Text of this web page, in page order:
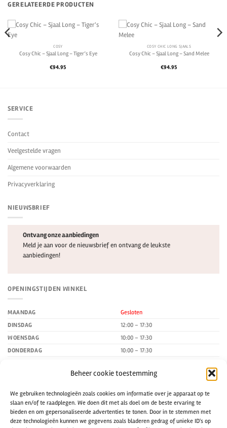
Beheer cookie toestemming
We gebruiken technologieën zoals cookies om informatie over je apparaat op te
slaan en/of te raadplegen. We doen dit met als doel om de beste ervaring te
bieden en om gepersonaliseerde advertenties te tonen. Door in te stemmen met
deze technologieën kunnen we gegevens zoals bladeren gedrag of unieke ID's op
GERELATEERDE PRODUCTEN
COSY
Cosy Chic – Sjaal Long – Tiger’s Eye
€94.95
COSY CHIC LONG SJAALS
Cosy Chic – Sjaal Long – Sand Melee
€94.95
SERVICE
Contact
Veelgestelde vragen
Algemene voorwaarden
Privacyverklaring
NIEUWSBRIEF
Ontvang onze aanbiedingen
Meld je aan voor de nieuwsbrief en ontvang de leukste
aanbiedingen!
OPENINGSTIJDEN WINKEL
MAANDAG
Gesloten
DINSDAG
12:00 – 17:30
WOENSDAG
10:00 – 17:30
DONDERDAG
10:00 – 17:30
10:00 – 17:00
CONTACTGEGEVENS